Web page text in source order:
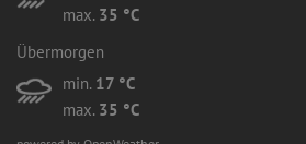
max. 35 °C
Übermorgen
min. 17 °C
max. 35 °C